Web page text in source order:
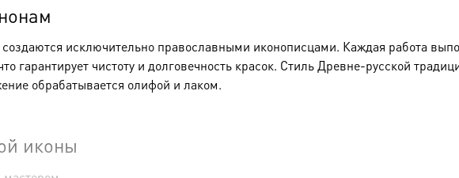
создаются исключительно православными иконописцами. Каждая работа
гарантирует чистоту и долговечность красок. Стиль Древне-русской
обрабатывается олифой и лаком.
иконы